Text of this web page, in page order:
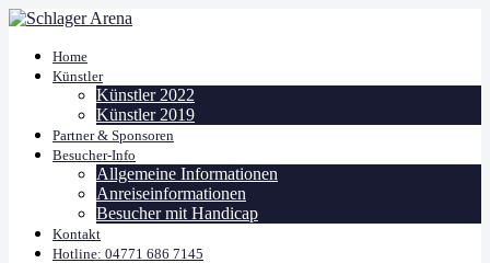
Home
Künstler
Künstler 2022
Künstler 2019
Partner & Sponsoren
Besucher-Info
Allgemeine Informationen
Anreiseinformationen
Besucher mit Handicap
Kontakt
Hotline: 04771 686 7145